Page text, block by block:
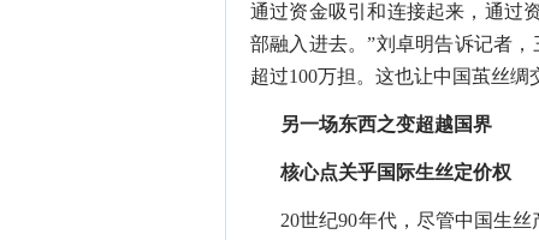
通过资金吸引和连接起来，通过
部融入进去。”刘卓明告诉记者
超过100万担。这也让中国茧丝绸
另一场东西之变超越国界
核心点关乎国际生丝定价权
20世纪90年代，尽管中国生